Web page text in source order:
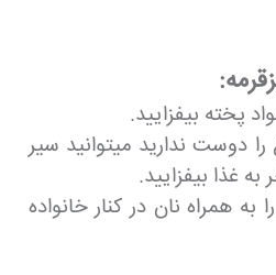
پخته بیفزایید.
دوست ندارید میتوانید سیر
به غذا بیفزایید.
همراه نان در کنار خانواده